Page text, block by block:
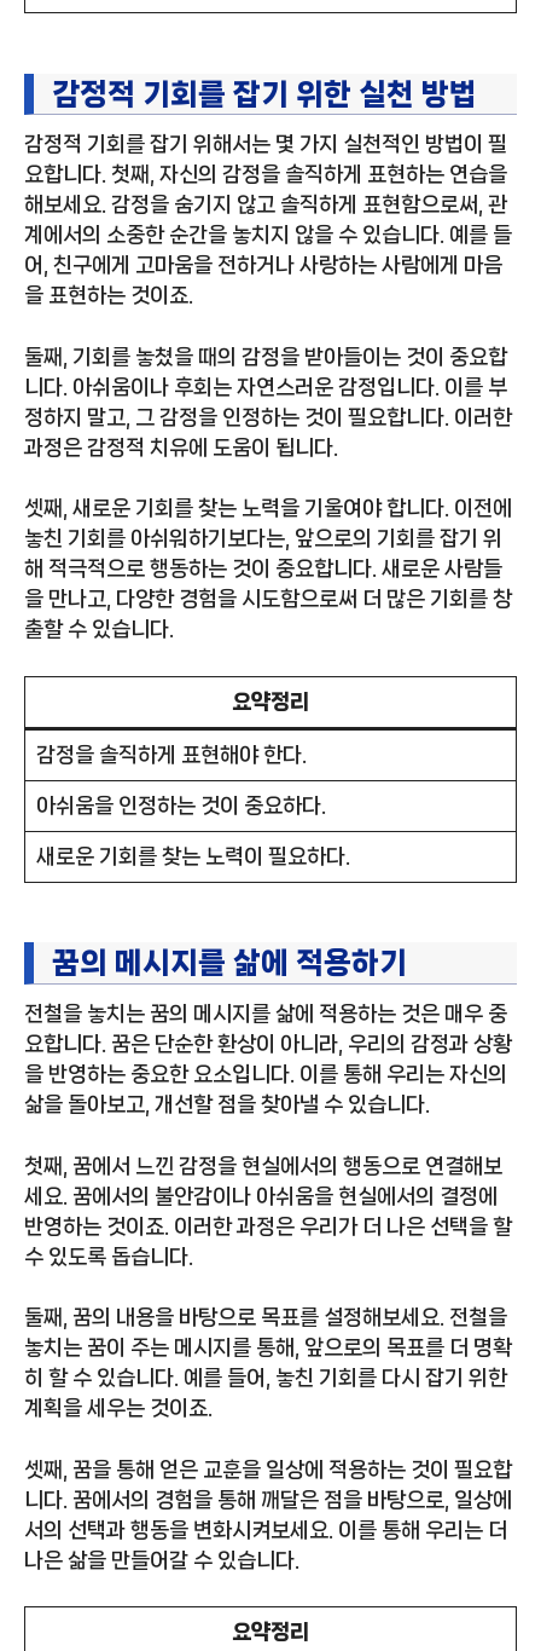
감정적 기회를 잡기 위한 실천 방법
감정적 기회를 잡기 위해서는 몇 가지 실천적인 방법이 필
요합니다. 첫째, 자신의 감정을 솔직하게 표현하는 연습을
해보세요. 감정을 숨기지 않고 솔직하게 표현함으로써, 관
계에서의 소중한 순간을 놓치지 않을 수 있습니다. 예를 들
어, 친구에게 고마움을 전하거나 사랑하는 사람에게 마음
을 표현하는 것이죠.
둘째, 기회를 놓쳤을 때의 감정을 받아들이는 것이 중요합
니다. 아쉬움이나 후회는 자연스러운 감정입니다. 이를 부
정하지 말고, 그 감정을 인정하는 것이 필요합니다. 이러한
과정은 감정적 치유에 도움이 됩니다.
셋째, 새로운 기회를 찾는 노력을 기울여야 합니다. 이전에
놓친 기회를 아쉬워하기보다는, 앞으로의 기회를 잡기 위
해 적극적으로 행동하는 것이 중요합니다. 새로운 사람들
을 만나고, 다양한 경험을 시도함으로써 더 많은 기회를 창
출할 수 있습니다.
요약정리
감정을 솔직하게 표현해야 한다.
아쉬움을 인정하는 것이 중요하다.
새로운 기회를 찾는 노력이 필요하다.
꿈의 메시지를 삶에 적용하기
전철을 놓치는 꿈의 메시지를 삶에 적용하는 것은 매우 중
요합니다. 꿈은 단순한 환상이 아니라, 우리의 감정과 상황
을 반영하는 중요한 요소입니다. 이를 통해 우리는 자신의
삶을 돌아보고, 개선할 점을 찾아낼 수 있습니다.
첫째, 꿈에서 느낀 감정을 현실에서의 행동으로 연결해보
세요. 꿈에서의 불안감이나 아쉬움을 현실에서의 결정에
반영하는 것이죠. 이러한 과정은 우리가 더 나은 선택을 할
수 있도록 돕습니다.
둘째, 꿈의 내용을 바탕으로 목표를 설정해보세요. 전철을
놓치는 꿈이 주는 메시지를 통해, 앞으로의 목표를 더 명확
히 할 수 있습니다. 예를 들어, 놓친 기회를 다시 잡기 위한
계획을 세우는 것이죠.
셋째, 꿈을 통해 얻은 교훈을 일상에 적용하는 것이 필요합
니다. 꿈에서의 경험을 통해 깨달은 점을 바탕으로, 일상에
서의 선택과 행동을 변화시켜보세요. 이를 통해 우리는 더
나은 삶을 만들어갈 수 있습니다.
요약정리